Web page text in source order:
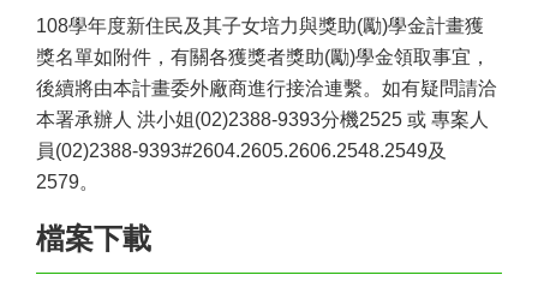
108學年度新住民及其子女培力與獎助(勵)學金計畫獲
獎名單如附件，有關各獲獎者獎助(勵)學金領取事宜，
後續將由本計畫委外廠商進行接洽連繫。如有疑問請洽
本署承辦人 洪小姐(02)2388-9393分機2525 或 專案人
員(02)2388-9393#2604.2605.2606.2548.2549及
2579。
檔案下載